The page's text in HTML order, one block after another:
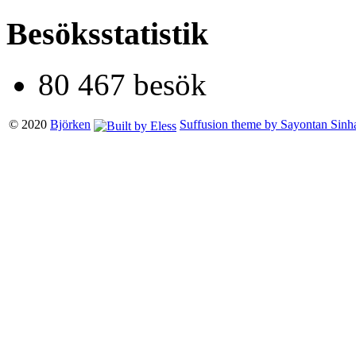
Besöksstatistik
80 467 besök
© 2020 Björken Suffusion theme by Sayontan